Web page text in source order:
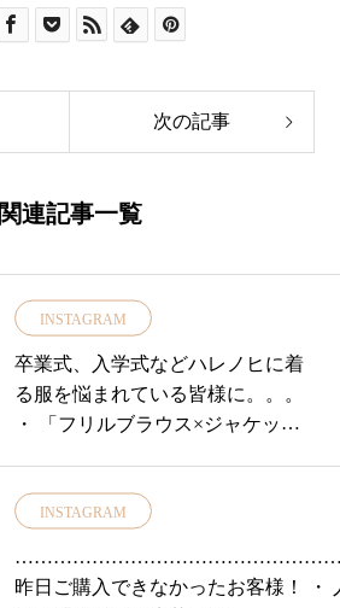
次の記事
関連記事一覧
INSTAGRAM
卒業式、入学式などハレノヒに着
る服を悩まれている皆様に。。。
・ 「フリルブラウス×ジャケット×
INSTAGRAM
昨日ご購入できなかったお客様！ ・